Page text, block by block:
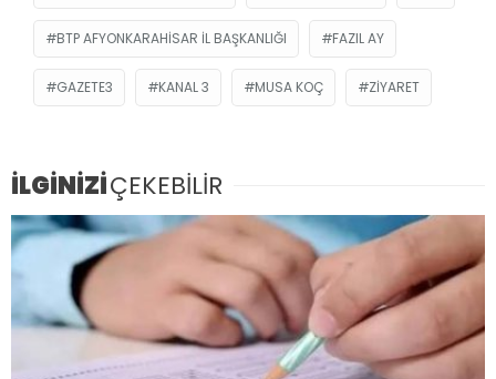
BTP AFYONKARAHISAR İL BAŞKANLIĞI FAZIL AY
GAZETE3 KANAL 3 MUSA KOÇ ZIYARET
İLGİNİZİÇEKEBİLİR